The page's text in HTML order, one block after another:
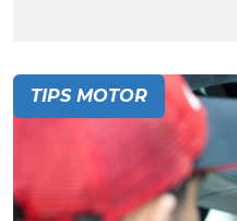
TIPS MOTOR